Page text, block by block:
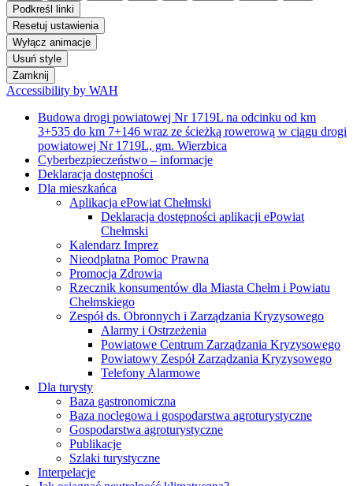
Podkreśl linki
Resetuj ustawienia
Wyłącz animacje
Usuń style
Zamknij
Accessibility by WAH
Budowa drogi powiatowej Nr 1719L na odcinku od km
3+535 do km 7+146 wraz ze ścieżką rowerową w ciągu drogi
powiatowej Nr 1719L, gm. Wierzbica
Cyberbezpieczeństwo – informacje
Deklaracja dostępności
Dla mieszkańca
Aplikacja ePowiat Chełmski
Deklaracja dostępności aplikacji ePowiat
Chełmski
Kalendarz Imprez
Nieodpłatna Pomoc Prawna
Promocja Zdrowia
Rzecznik konsumentów dla Miasta Chełm i Powiatu
Chełmskiego
Zespół ds. Obronnych i Zarządzania Kryzysowego
Alarmy i Ostrzeżenia
Powiatowe Centrum Zarządzania Kryzysowego
Powiatowy Zespół Zarządzania Kryzysowego
Telefony Alarmowe
Dla turysty
Baza gastronomiczna
Baza noclegowa i gospodarstwa agroturystyczne
Gospodarstwa agroturystyczne
Publikacje
Szlaki turystyczne
Interpelacje